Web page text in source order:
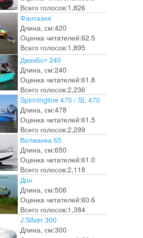
Всего голосов:1,826
Фантазия
Длина, см:420
Оценка читателей:62.5
Всего голосов:1,895
ДжекБот 240
Длина, см:240
Оценка читателей:61.8
Всего голосов:2,236
Spinningline 470 / SL 470
Длина, см:478
Оценка читателей:61.5
Всего голосов:2,299
Волжанка 65
Длина, см:650
Оценка читателей:61.0
Всего голосов:2,118
Дон
Длина, см:506
Оценка читателей:60.6
Всего голосов:1,384
J.Silver 300
Длина, см:300